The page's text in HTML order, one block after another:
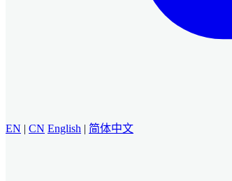
EN | CN English | 简体中文